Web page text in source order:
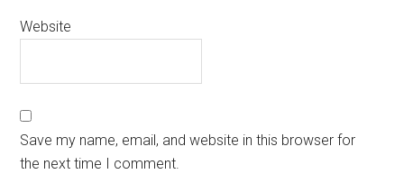
Website
Save my name, email, and website in this browser for
the next time I comment.